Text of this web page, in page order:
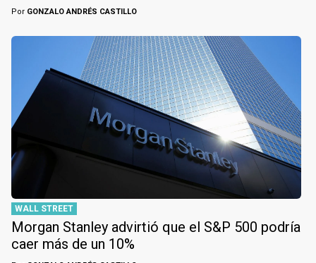
Por GONZALO ANDRÉS CASTILLO
WALL STREET
Morgan Stanley advirtió que el S&P 500 podría
caer más de un 10%